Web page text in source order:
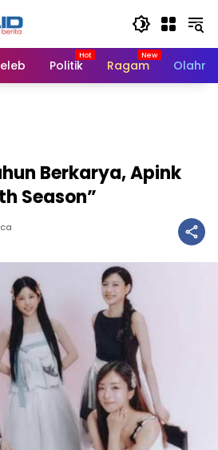
Politik Ragam
Berkarya, Apink
Season”